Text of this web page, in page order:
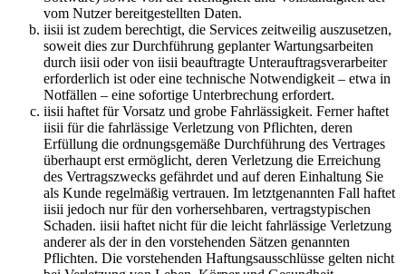
vom Nutzer bereitgestellten Daten.
iisii ist zudem berechtigt, die Services zeitweilig auszusetzen,
soweit dies zur Durchführung geplanter Wartungsarbeiten
durch iisii oder von iisii beauftragte Unterauftragsverarbeiter
erforderlich ist oder eine technische Notwendigkeit – etwa in
Notfällen – eine sofortige Unterbrechung erfordert.
iisii haftet für Vorsatz und grobe Fahrlässigkeit. Ferner haftet
iisii für die fahrlässige Verletzung von Pflichten, deren
Erfüllung die ordnungsgemäße Durchführung des Vertrages
überhaupt erst ermöglicht, deren Verletzung die Erreichung
des Vertragszwecks gefährdet und auf deren Einhaltung Sie
als Kunde regelmäßig vertrauen. Im letztgenannten Fall haftet
iisii jedoch nur für den vorhersehbaren, vertragstypischen
Schaden. iisii haftet nicht für die leicht fahrlässige Verletzung
anderer als der in den vorstehenden Sätzen genannten
Pflichten. Die vorstehenden Haftungsausschlüsse gelten nicht